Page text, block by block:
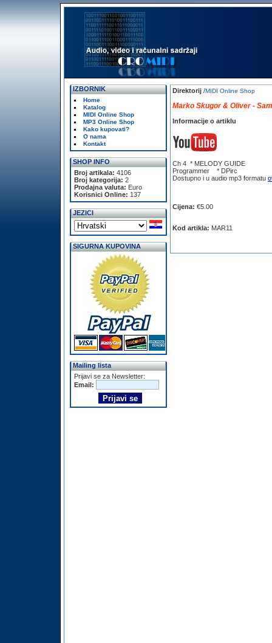
IZBORNIK
Home
Katalog
MIDI Online Shop
MP3 Online Shop
Kako kupovati?
O nama
Kontakt
SHOP INFO
Broj artikala: 4106
Broj kategorija: 2
Prodajna valuta: Euro
Korisnici Online: 137
JEZICI
SIGURNA KUPOVINA
Mailing lista
Prijavi se za Newsletter:
Email:
Direktorij /MIDI Online Shop
Marko Skugor & Oliver -
Informacije o artiklu
Ch 4 * MELODY GUIDE
Programmer * DPirc
Dostupno i u audio mp3 formatu
Cijena: €5.00
Kod artikla: MAR11